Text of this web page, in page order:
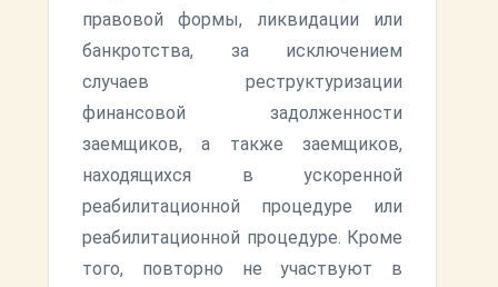
правовой формы, ликвидации или
банкротства, за исключением
случаев реструктуризации
финансовой задолженности
заемщиков, а также заемщиков,
находящихся в ускоренной
реабилитационной процедуре или
реабилитационной процедуре. Кроме
того, повторно не участвуют в